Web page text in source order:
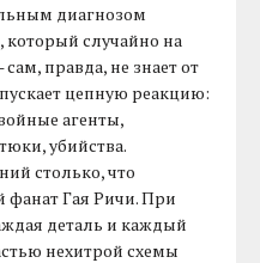
диагнозом
который случайно на
правда, не знает от
цепную реакцию:
агенты,
убийства.
столько, что
фанат Гая Ричи. При
деталь и каждый
нехитрой схемы